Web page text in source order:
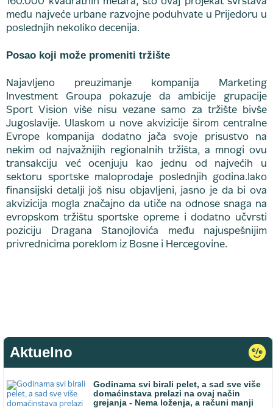
među najveće urbane razvojne poduhvate u Prijedoru u
poslednjih nekoliko decenija.
Posao koji može promeniti tržište
Najavljeno preuzimanje kompanija Marketing
Investment Groupa pokazuje da ambicije grupacije
Sport Vision više nisu vezane samo za tržište bivše
Jugoslavije. Ulaskom u nove akvizicije širom centralne
Evrope kompanija dodatno jača svoje prisustvo na
nekim od najvažnijih regionalnih tržišta, a mnogi ovu
transakciju već ocenjuju kao jednu od najvećih u
sektoru sportske maloprodaje poslednjih godina.Iako
finansijski detalji još nisu objavljeni, jasno je da bi ova
akvizicija mogla značajno da utiče na odnose snaga na
evropskom tržištu sportske opreme i dodatno učvrsti
poziciju Dragana Stanojlovića među najuspešnijim
privrednicima poreklom iz Bosne i Hercegovine.
Aktuelno
Godinama svi birali pelet, a sad sve više
domaćinstava prelazi na ovaj način
grejanja - Nema loženja, a računi manji